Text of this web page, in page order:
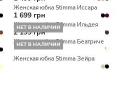
Женская юбка Stimma Иссара
1 699 грн
Женская юбка Stimma Ильдея
2 199 грн
НЕТ В НАЛИЧИИ
Женская юбка Stimma Беатриче
НЕТ В НАЛИЧИИ
Женская юбка Stimma Зейра